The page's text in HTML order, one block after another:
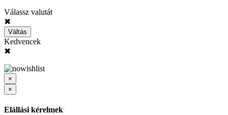
Válassz valutát
✖
Váltás
Kedvencek
✖
×
×
Elállási kérelmek